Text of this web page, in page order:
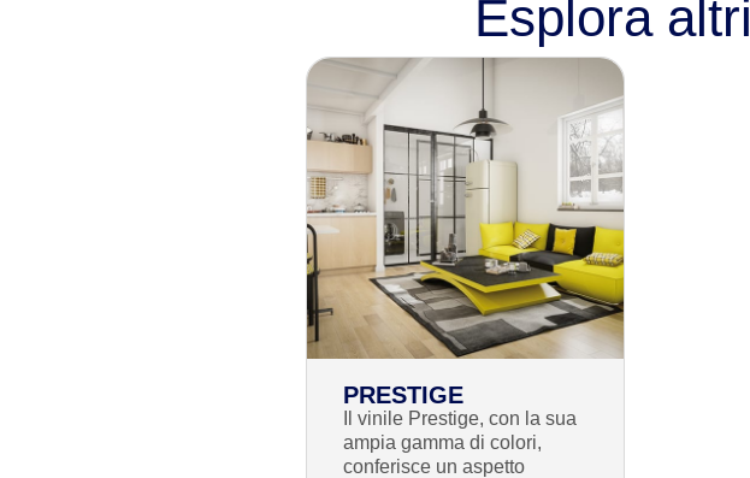
Esplora altri
PRESTIGE
Il vinile Prestige, con la sua
ampia gamma di colori,
conferisce un aspetto